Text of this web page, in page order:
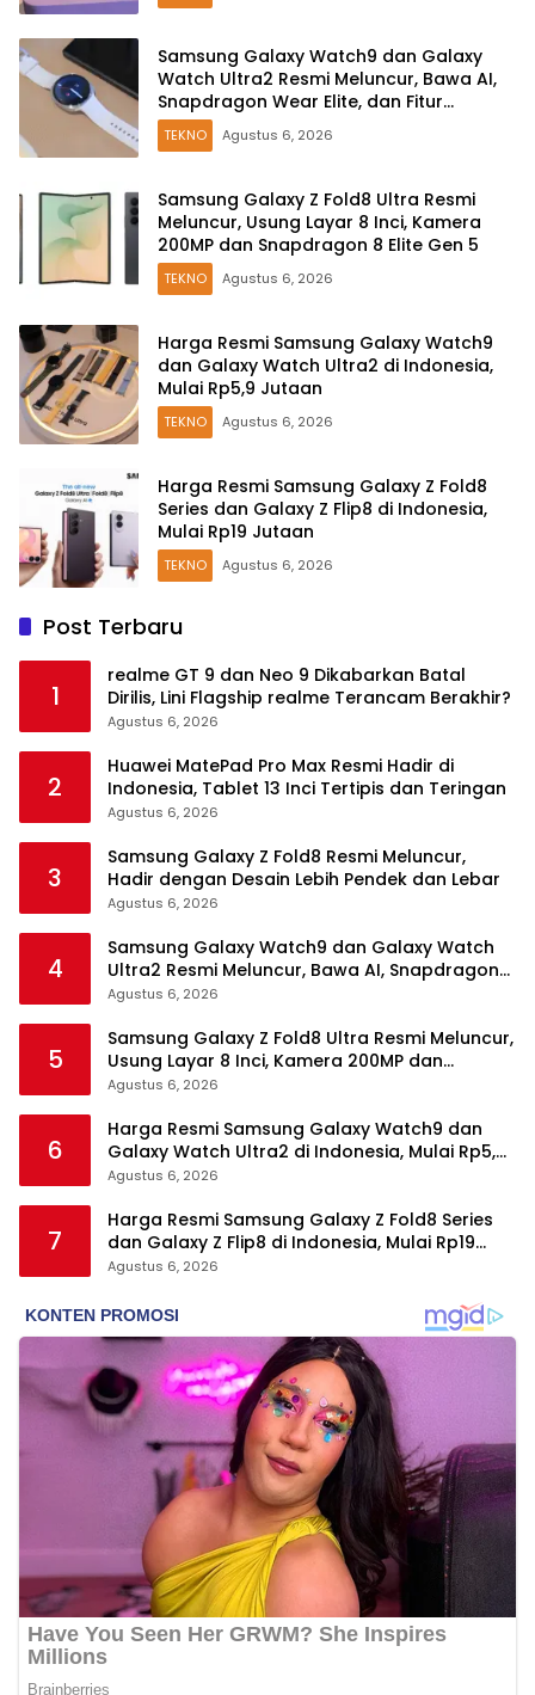
Samsung Galaxy Watch9 dan Galaxy
Watch Ultra2 Resmi Meluncur, Bawa AI,
Snapdragon Wear Elite, dan Fitur
Kesehatan Baru
TEKNO Agustus 6, 2026
Samsung Galaxy Z Fold8 Ultra Resmi
Meluncur, Usung Layar 8 Inci, Kamera
200MP dan Snapdragon 8 Elite Gen 5
TEKNO Agustus 6, 2026
Harga Resmi Samsung Galaxy Watch9
dan Galaxy Watch Ultra2 di Indonesia,
Mulai Rp5,9 Jutaan
TEKNO Agustus 6, 2026
Harga Resmi Samsung Galaxy Z Fold8
Series dan Galaxy Z Flip8 di Indonesia,
Mulai Rp19 Jutaan
TEKNO Agustus 6, 2026
Post Terbaru
1
realme GT 9 dan Neo 9 Dikabarkan Batal
Dirilis, Lini Flagship realme Terancam Berakhir?
Agustus 6, 2026
2
Huawei MatePad Pro Max Resmi Hadir di
Indonesia, Tablet 13 Inci Tertipis dan Teringan
Agustus 6, 2026
3
Samsung Galaxy Z Fold8 Resmi Meluncur,
Hadir dengan Desain Lebih Pendek dan Lebar
Agustus 6, 2026
4
Samsung Galaxy Watch9 dan Galaxy Watch
Ultra2 Resmi Meluncur, Bawa AI, Snapdragon
Wear Elite, dan Fitur Kesehatan Baru
Agustus 6, 2026
5
Samsung Galaxy Z Fold8 Ultra Resmi Meluncur,
Usung Layar 8 Inci, Kamera 200MP dan
Snapdragon 8 Elite Gen 5
Agustus 6, 2026
6
Harga Resmi Samsung Galaxy Watch9 dan
Galaxy Watch Ultra2 di Indonesia, Mulai Rp5,9
Jutaan
Agustus 6, 2026
7
Harga Resmi Samsung Galaxy Z Fold8 Series
dan Galaxy Z Flip8 di Indonesia, Mulai Rp19
Jutaan
Agustus 6, 2026